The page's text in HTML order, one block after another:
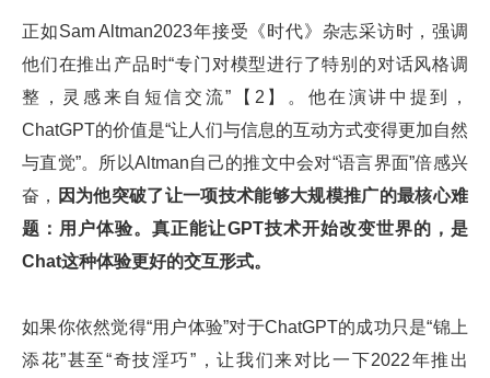
正如Sam Altman2023年接受《时代》杂志采访时，强调
他们在推出产品时“专门对模型进行了特别的对话风格调
整，灵感来自短信交流”【2】。他在演讲中提到，
ChatGPT的价值是“让人们与信息的互动方式变得更加自然
与直觉”。所以Altman自己的推文中会对“语言界面”倍感兴
奋，
因为他突破了让一项技术能够大规模推广的最核心难
题：用户体验。真正能让GPT技术开始改变世界的，是
Chat这种体验更好的交互形式。
如果你依然觉得“用户体验”对于ChatGPT的成功只是“锦上
添花”甚至“奇技淫巧”，让我们来对比一下2022年推出